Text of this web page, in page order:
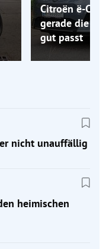
Citroën ë-C5
gerade die
gut passt
nicht unauffällig
heimischen